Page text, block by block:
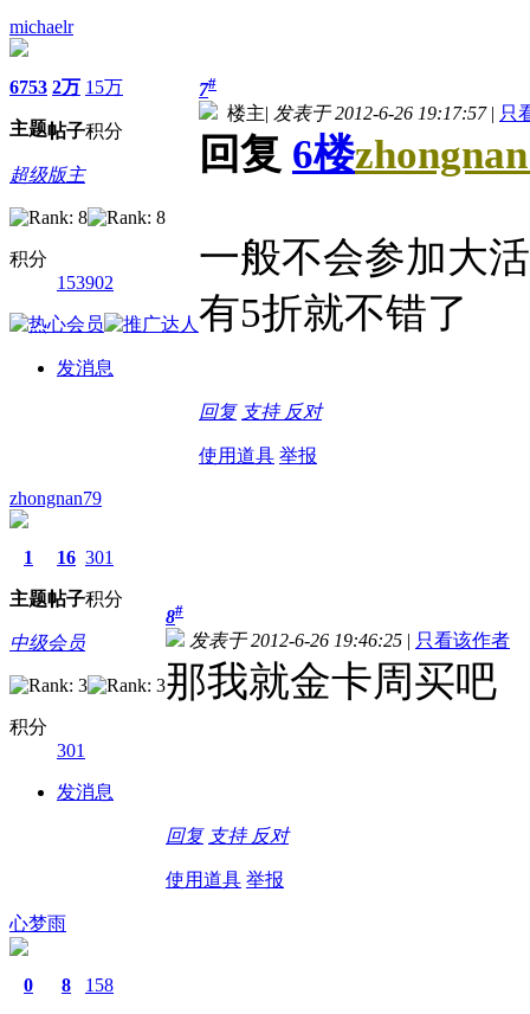
michaelr
6753
主题
2万
帖子
15万
积分
超级版主
积分
153902
发消息
7#
楼主| 发表于 2012-6-26 19:17:57 | 只
回复 6楼
一般不会参加大
有5折就不错了
回复 支持 反对
使用道具 举报
zhongnan79
1
主题
16
帖子
301
积分
中级会员
积分
301
发消息
8#
发表于 2012-6-26 19:46:25 | 只看该作者
那我就金卡周买吧
回复 支持 反对
使用道具 举报
心梦雨
0 8 158